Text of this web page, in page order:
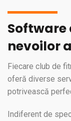
nevoilor
Fiecare club de
oferă diverse
potrivească
Indiferent de